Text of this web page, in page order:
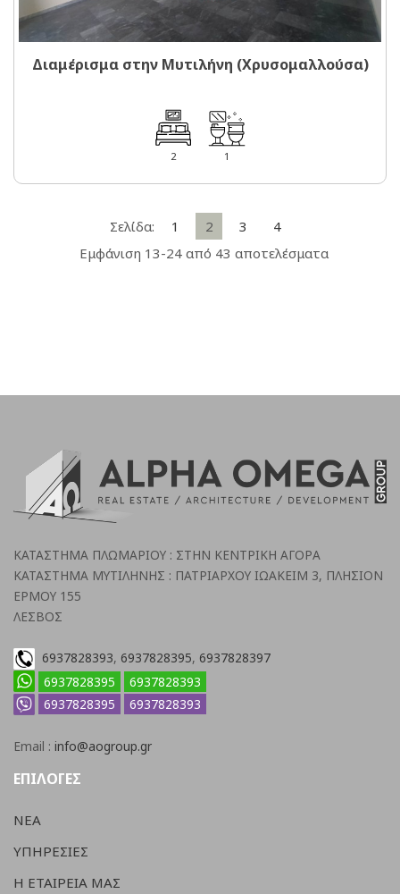
Διαμέρισμα στην Μυτιλήνη (Χρυσομαλλούσα)
2 1
Σελίδα: 1 2 3
4
Εμφάνιση 13-24 από 43 αποτελέσματα
ΚΑΤΑΣΤΗΜΑ ΠΛΩΜΑΡΙΟΥ : ΣΤΗΝ ΚΕΝΤΡΙΚΗ ΑΓΟΡΑ
ΚΑΤΑΣΤΗΜΑ ΜΥΤΙΛΗΝΗΣ : ΠΑΤΡΙΑΡΧΟΥ ΙΩΑΚΕΙΜ 3, ΠΛΗΣΙΟΝ
ΕΡΜΟΥ 155
ΛΕΣΒΟΣ
6937828393, 6937828395, 6937828397
6937828395
6937828393
6937828395
6937828393
Email : info@aogroup.gr
ΕΠΙΛΟΓΕΣ
ΝΕΑ
ΥΠΗΡΕΣΙΕΣ
Η ΕΤΑΙΡΕΙΑ ΜΑΣ